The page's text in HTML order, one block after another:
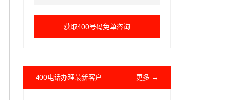
400电话办理最新客户 更多 →